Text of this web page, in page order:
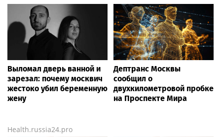
Выломал дверь ванной и
зарезал: почему москвич
жестоко убил беременную
жену
Дептранс Москвы
сообщил о
двухкилометровой пробке
на Проспекте Мира
Health.russia24.pro